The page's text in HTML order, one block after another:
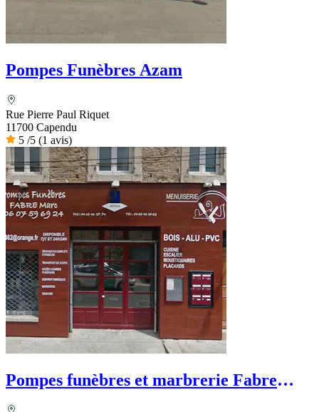
Pompes Funèbres Azam
Rue Pierre Paul Riquet
11700 Capendu
5 /5 (1 avis)
Pompes funèbres et marbrerie Fabre